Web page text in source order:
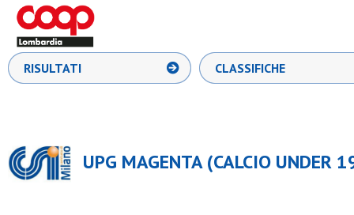
RISULTATI CLASSIFICHE
UPG MAGENTA (CALCIO UNDER